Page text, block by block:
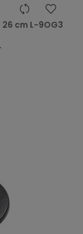
cm L-9OG3